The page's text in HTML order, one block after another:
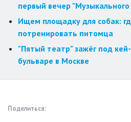
первый вечер
Ищем площадку для собак:
потренировать питомца
"Пятый театр" зажёг под
бульваре в Москве
Поделиться: